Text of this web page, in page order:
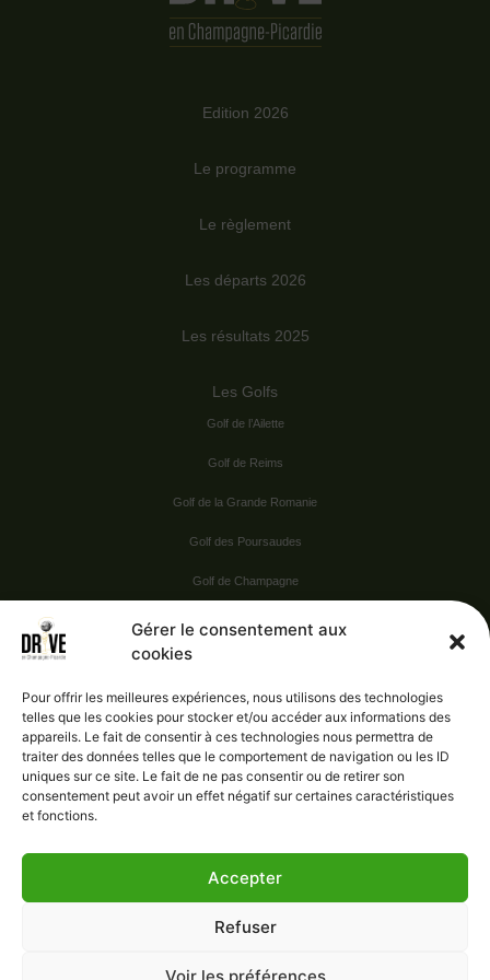
Gérer le consentement aux
cookies
Pour offrir les meilleures expériences, nous utilisons des technologies
telles que les cookies pour stocker et/ou accéder aux informations des
appareils. Le fait de consentir à ces technologies nous permettra de
traiter des données telles que le comportement de navigation ou les ID
uniques sur ce site. Le fait de ne pas consentir ou de retirer son
consentement peut avoir un effet négatif sur certaines caractéristiques
et fonctions.
Accepter
Refuser
Voir les préférences
Edition 2026
Le programme
Le règlement
Les départs 2026
Les résultats 2025
Les Golfs
Golf de l’Ailette
Golf de Reims
Golf de la Grande Romanie
Golf des Poursaudes
Golf de Champagne
Vie pratique
Nous contacter
Administration